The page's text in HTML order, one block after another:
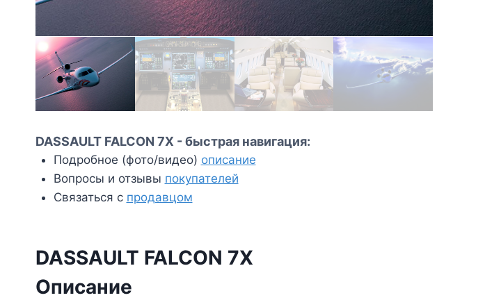
DASSAULT FALCON 7X - быстрая навигация:
Подробное (фото/видео) описание
Вопросы и отзывы покупателей
Связаться с продавцом
DASSAULT FALCON 7X
Описание